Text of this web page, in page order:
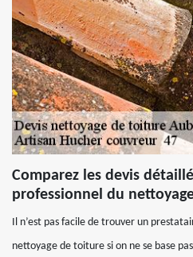
Comparez les devis
professionnel du
Il n’est pas facile de trouver un
nettoyage de toiture si on ne se base